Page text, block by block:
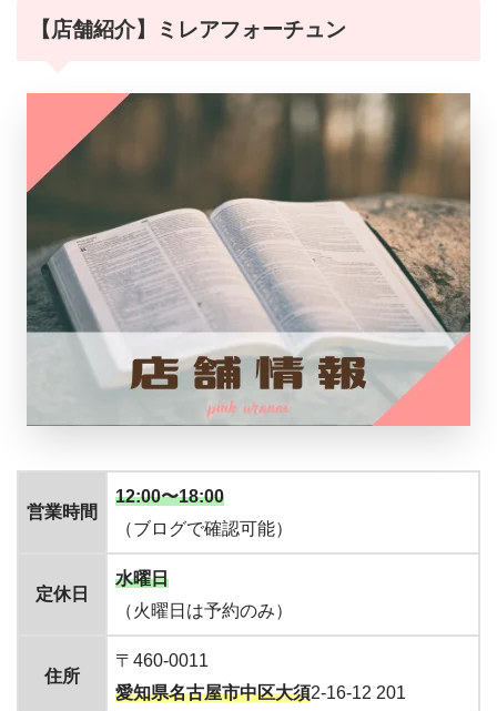
Google
Google
【店舗紹介】ミレアフォーチュン
営業時間
12:00〜18:00
（ブログで確認可能）
定休日
水曜日
（火曜日は予約のみ）
住所
〒460-0011
愛知県名古屋市中区大須2-16-12 201